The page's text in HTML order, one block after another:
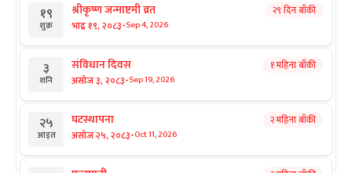
१९
शुक्र
श्रीकृष्ण जन्माष्टमी व्रत
भाद्र १९, २०८३-Sep 4, 2026
२९ दिन बाँकी
३
शनि
संविधान दिवस
असोज ३, २०८३-Sep 19, 2026
१ महिना बाँकी
२५
आइत
घटस्थापना
असोज २५, २०८३-Oct 11, 2026
२ महिना बाँकी